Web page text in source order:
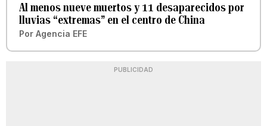
Al menos nueve muertos y 11 desaparecidos por
lluvias “extremas” en el centro de China
Por Agencia EFE
PUBLICIDAD